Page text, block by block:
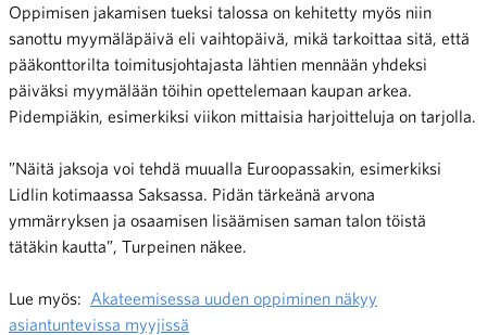
Oppimisen jakamisen tueksi talossa on kehitetty myös niin
sanottu myymäläpäivä eli vaihtopäivä, mikä tarkoittaa sitä, että
pääkonttorilta toimitusjohtajasta lähtien mennään yhdeksi
päiväksi myymälään töihin opettelemaan kaupan arkea.
Pidempiäkin, esimerkiksi viikon mittaisia harjoitteluja on tarjolla.
”Näitä jaksoja voi tehdä muualla Euroopassakin, esimerkiksi
Lidlin kotimaassa Saksassa. Pidän tärkeänä arvona
ymmärryksen ja osaamisen lisäämisen saman talon töistä
tätäkin kautta”, Turpeinen näkee.
Lue myös: Akateemisessa uuden oppiminen näkyy
asiantuntevissa myyjissä